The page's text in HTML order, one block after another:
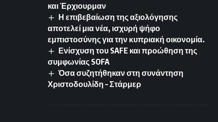
και Έρχιουρμαν
Η επιβεβαίωση της αξιολόγησης
αποτελεί μια νέα, ισχυρή ψήφο
εμπιστοσύνης για την κυπριακή οικονομία.
Ενίσχυση του SAFE και προώθηση της
συμφωνίας SOFA
Όσα συζητήθηκαν στη συνάντηση
Χριστοδουλίδη – Στάρμερ